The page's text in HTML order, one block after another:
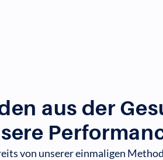
aus der
von unserer einmaligen